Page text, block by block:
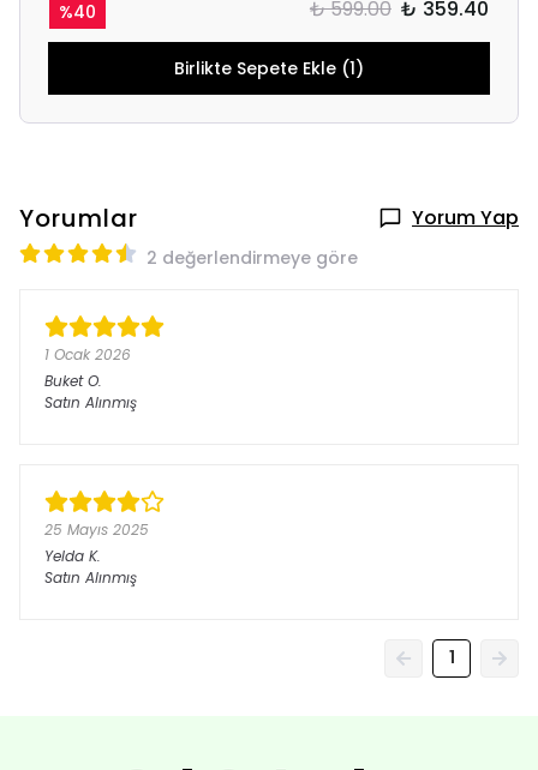
%40 ₺ 599.00 ₺ 359.40
Birlikte Sepete Ekle (1)
Yorumlar Yorum Yap
2 değerlendirmeye göre
1 Ocak 2026
Buket O.
Satın Alınmış
25 Mayıs 2025
Yelda K.
Satın Alınmış
1